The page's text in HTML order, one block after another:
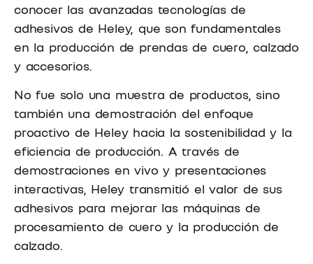
conocer las avanzadas tecnologías de
adhesivos de Heley, que son fundamentales
en la producción de prendas de cuero, calzado
y accesorios.
No fue solo una muestra de productos, sino
también una demostración del enfoque
proactivo de Heley hacia la sostenibilidad y la
eficiencia de producción. A través de
demostraciones en vivo y presentaciones
interactivas, Heley transmitió el valor de sus
adhesivos para mejorar las máquinas de
procesamiento de cuero y la producción de
calzado.